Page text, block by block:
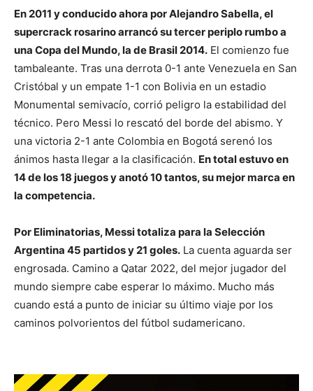
En 2011 y conducido ahora por Alejandro Sabella, el
supercrack rosarino arrancó su tercer periplo rumbo a
una Copa del Mundo, la de Brasil 2014. El comienzo fue
tambaleante. Tras una derrota 0-1 ante Venezuela en San
Cristóbal y un empate 1-1 con Bolivia en un estadio
Monumental semivacío, corrió peligro la estabilidad del
técnico. Pero Messi lo rescató del borde del abismo. Y
una victoria 2-1 ante Colombia en Bogotá serenó los
ánimos hasta llegar a la clasificación. En total estuvo en
14 de los 18 juegos y anotó 10 tantos, su mejor marca en
la competencia.
Por Eliminatorias, Messi totaliza para la Selección
Argentina 45 partidos y 21 goles. La cuenta aguarda ser
engrosada. Camino a Qatar 2022, del mejor jugador del
mundo siempre cabe esperar lo máximo. Mucho más
cuando está a punto de iniciar su último viaje por los
caminos polvorientos del fútbol sudamericano.